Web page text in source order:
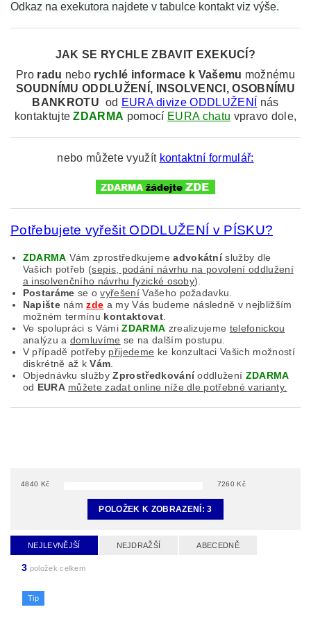
Odkaz na exekutora najdete v tabulce kontakt viz výše.
JAK SE RYCHLE ZBAVIT EXEKUCÍ?
Pro radu nebo rychlé informace k Vašemu možnému
SOUDNÍMU ODDLUŽENÍ, INSOLVENCI, OSOBNÍMU
BANKROTU od EURA divize ODDLUŽENÍ
nás
kontaktujteZDARMA pomocí EURA chatu vpravo dole,
nebo můžete využít kontaktní formulář:
Potřebujete vyřešit ODDLUŽENÍ v PÍSKU?
ZDARMA Vám zprostředkujemeadvokátníslužby dle
Vašich potřeb (sepis, podání návrhu na povolení oddlužení
a insolvenčního návrhu fyzické osoby).
Postaráme se ovyřešeníVašeho požadavku.
Napištenámzde a my Vás budeme následně v nejbližším
možném termínu kontaktovat.
Ve spolupráci s VámiZDARMA zrealizujeme telefonickou
analýzu a domluvíme se na dalším postupu.
V případě potřeby přijedeme ke konzultaci Vašich možností
diskrétně až kVám
Objednávku službyZprostředkováníoddlužení ZDARMA
od EURA můžete zadat online níže dle potřebné varianty.
4840 Kč 7260 Kč
POLOŽEK K ZOBRAZENÍ:3
NEJLEVNĚJŠÍ NEJDRAŽŠÍ ABECEDNĚ
3 položek celkem
Tip